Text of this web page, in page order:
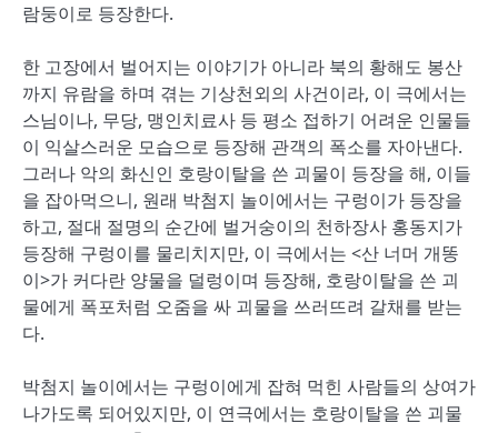
람둥이로 등장한다.
한 고장에서 벌어지는 이야기가 아니라 북의 황해도 봉산
까지 유람을 하며 겪는 기상천외의 사건이라, 이 극에서는
스님이나, 무당, 맹인치료사 등 평소 접하기 어려운 인물들
이 익살스러운 모습으로 등장해 관객의 폭소를 자아낸다.
그러나 악의 화신인 호랑이탈을 쓴 괴물이 등장을 해, 이들
을 잡아먹으니, 원래 박첨지 놀이에서는 구렁이가 등장을
하고, 절대 절명의 순간에 벌거숭이의 천하장사 홍동지가
등장해 구렁이를 물리치지만, 이 극에서는 <산 너머 개똥
이>가 커다란 양물을 덜렁이며 등장해, 호랑이탈을 쓴 괴
물에게 폭포처럼 오줌을 싸 괴물을 쓰러뜨려 갈채를 받는
다.
박첨지 놀이에서는 구렁이에게 잡혀 먹힌 사람들의 상여가
나가도록 되어있지만, 이 연극에서는 호랑이탈을 쓴 괴물